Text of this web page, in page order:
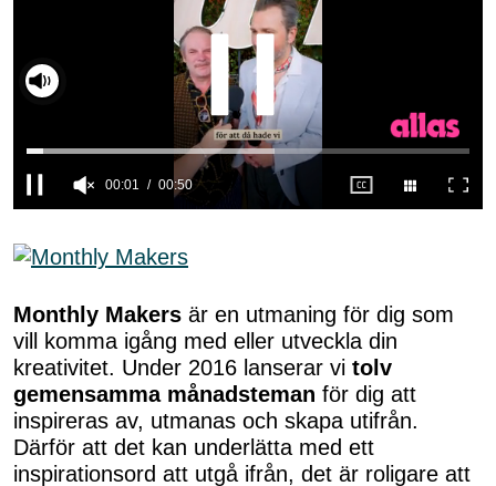
of
50
00:02 00:50
Monthly Makers är en utmaning för dig som
vill komma igång med eller utveckla din
kreativitet. Under 2016 lanserar vi tolv
gemensamma månadsteman för dig att
inspireras av, utmanas och skapa utifrån.
Därför att det kan underlätta med ett
inspirationsord att utgå ifrån, det är roligare att